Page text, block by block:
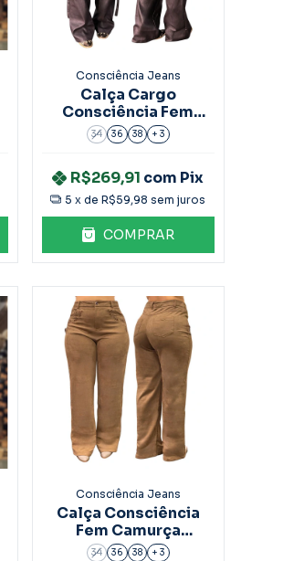
Consciência Jeans
Calça Cargo
Consciência Fem
Bolso Faca Marrom
90602
34 36 38 + 3
R$269,91 com Pix
5 x deR$59,98 sem juros
COMPRAR
Consciência Jeans
Calça Consciência
Fem Camurça
Bordada Caqui
34 36 38 + 3